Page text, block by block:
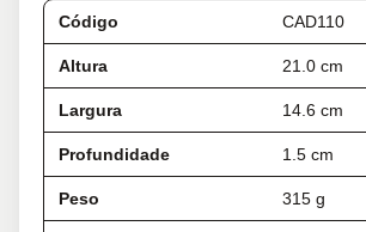
Código CAD110
Altura 21.0 cm
Largura 14.6 cm
Profundidade 1.5 cm
Peso 315 g